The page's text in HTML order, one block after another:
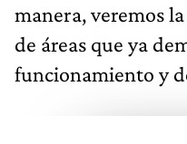
manera, veremos
de áreas que ya
funcionamiento y